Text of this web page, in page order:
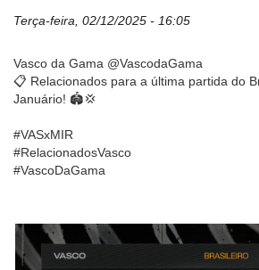
Terça-feira, 02/12/2025 - 16:05
Vasco da Gama @VascodaGama
📋 Relacionados para a última partida do
Januário! 🏟️💢
#VASxMIR
#RelacionadosVasco
#VascoDaGama